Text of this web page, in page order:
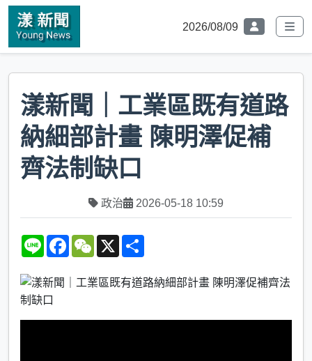
2026/08/09
漾新聞｜工業區既有道路
納細部計畫 陳明澤促補
齊法制缺口
政治 2026-05-18 10:59
L
F
k
W
a
X
e